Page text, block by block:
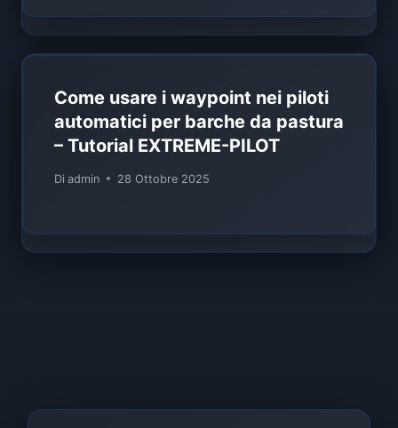
Come usare i waypoint nei piloti
automatici per barche da pastura
– Tutorial EXTREME-PILOT
Di admin 28 Ottobre 2025